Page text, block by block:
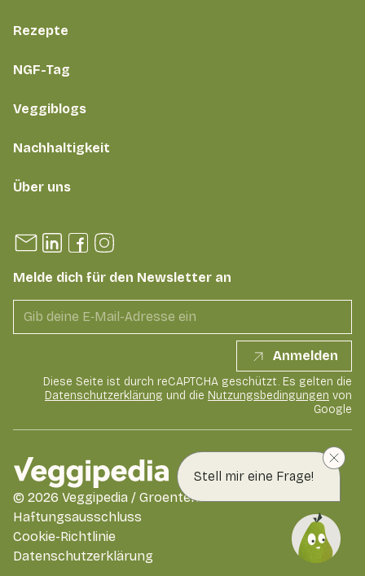
Stell mir eine Frage!
Rezepte
NGF-Tag
Veggiblogs
Nachhaltigkeit
Über uns
Melde dich für den Newsletter an
Anmelden
Diese Seite ist durch reCAPTCHA geschützt. Es gelten die
Datenschutzerklärung und die Nutzungsbedingungen von
Google
Haftungsausschluss
Cookie-Richtlinie
Datenschutzerklärung
© 2026 Veggipedia / GroentenFruit Huis